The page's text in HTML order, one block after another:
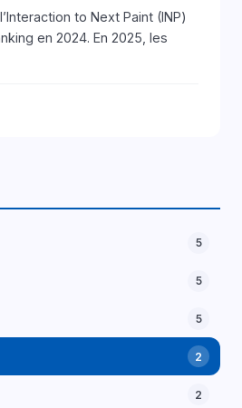
to Next Paint (INP)
en 2024. En 2025, les
5
5
5
2
2